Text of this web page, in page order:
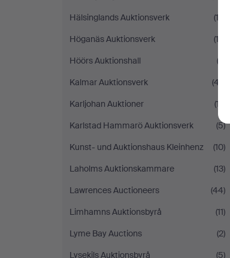
Hälsinglands Auktionsverk
(13)
Höganäs Auktionsverk
(12)
Höörs Auktionshall
(3)
Kalmar Auktionsverk
(47)
Karljohan Auktioner
(17)
Karlstad Hammarö Auktionsverk
(5)
Kunst- und Auktionshaus Kleinhenz
(10)
Laholms Auktionskammare
(13)
Lawrences Auctioneers
(44)
Limhamns Auktionsbyrå
(11)
Lyme Bay Auctions
(2)
Lysekils Auktionsbyrå
(5)